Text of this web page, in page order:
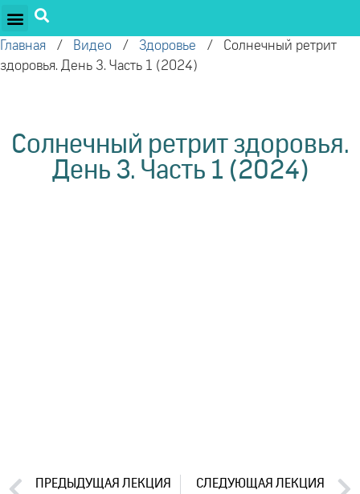
Главная / Видео / Здоровье / Солнечный ретрит
здоровья. День 3. Часть 1 (2024)
Солнечный ретрит здоровья.
День 3. Часть 1 (2024)
ПРЕДЫДУЩАЯ ЛЕКЦИЯ СЛЕДУЮЩАЯ ЛЕКЦИЯ